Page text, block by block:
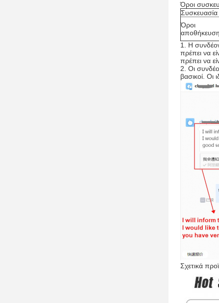
Όροι
Συσκευασία
Όροι
1. Η
πρέπει να
πρέπει να
2. Οι
βασικοί. Οι
Σχετικά